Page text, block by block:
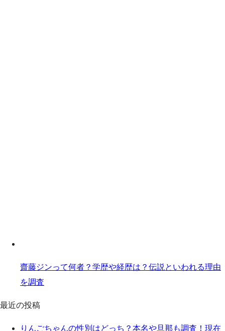
齋藤ジンって何者？学歴や経歴は？伝説といわれる理由
を調査
最近の投稿
りんごちゃんの性別はどっち？本名や旦那も調査！現在